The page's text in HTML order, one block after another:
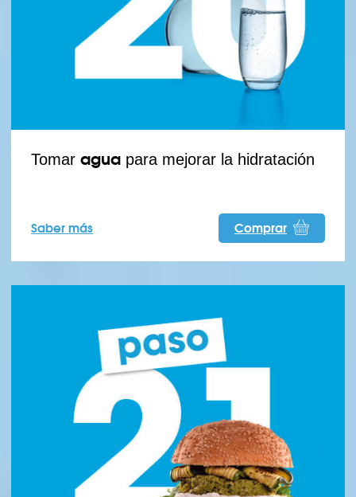
Tomar agua para mejorar la hidratación
Saber más Comprar